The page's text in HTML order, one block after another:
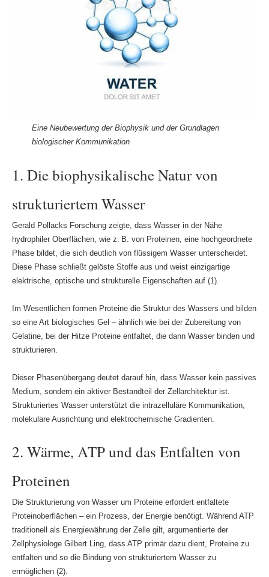
Eine Neubewertung der Biophysik und der Grundlagen
biologischer Kommunikation
1. Die biophysikalische Natur von
strukturiertem Wasser
Gerald Pollacks Forschung zeigte, dass Wasser in der Nähe
hydrophiler Oberflächen, wie z. B. von Proteinen, eine hochgeordnete
Phase bildet, die sich deutlich von flüssigem Wasser unterscheidet.
Diese Phase schließt gelöste Stoffe aus und weist einzigartige
elektrische, optische und strukturelle Eigenschaften auf (1).
Im Wesentlichen formen Proteine die Struktur des Wassers und bilden
so eine Art biologisches Gel – ähnlich wie bei der Zubereitung von
Gelatine, bei der Hitze Proteine entfaltet, die dann Wasser binden und
strukturieren.
Dieser Phasenübergang deutet darauf hin, dass Wasser kein passives
Medium, sondern ein aktiver Bestandteil der Zellarchitektur ist.
Strukturiertes Wasser unterstützt die intrazelluläre Kommunikation,
molekulare Ausrichtung und elektrochemische Gradienten.
2. Wärme, ATP und das Entfalten von
Proteinen
Die Strukturierung von Wasser um Proteine erfordert entfaltete
Proteinoberflächen – ein Prozess, der Energie benötigt. Während ATP
traditionell als Energiewährung der Zelle gilt, argumentierte der
Zellphysiologe Gilbert Ling, dass ATP primär dazu dient, Proteine zu
entfalten und so die Bindung von strukturiertem Wasser zu
ermöglichen (2).